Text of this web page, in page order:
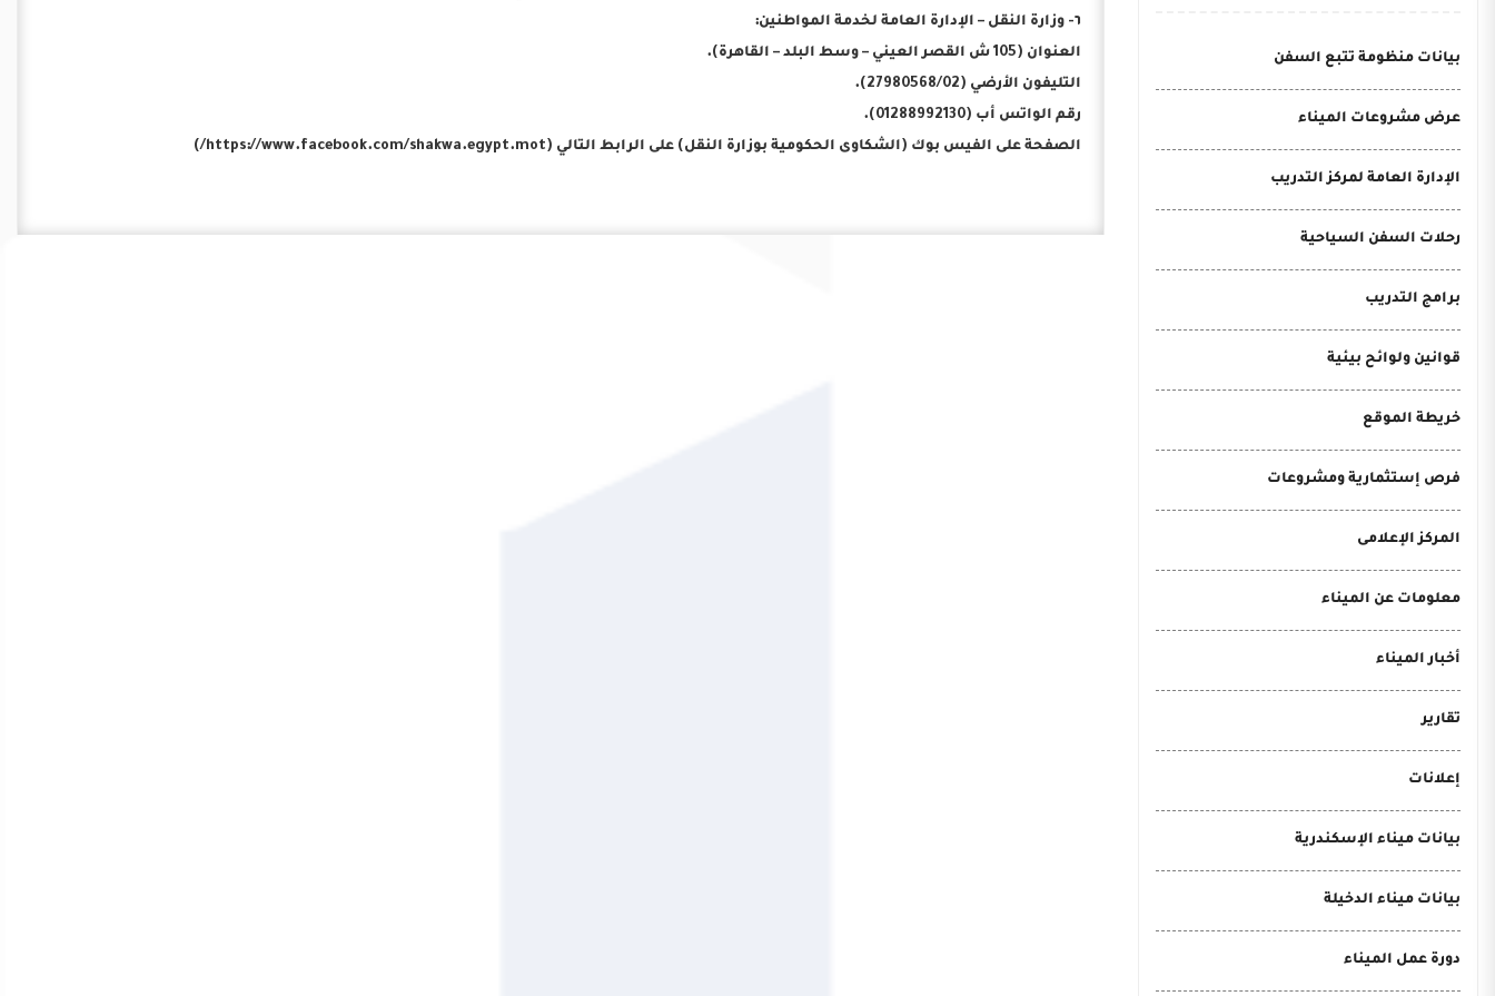
بيانات منظومة تتبع السفن
عرض مشروعات الميناء
الإدارة العامة لمركز التدريب
رحلات السفن السياحية
برامج التدريب
قوانين ولوائح بيئية
خريطة الموقع
فرص إستثمارية ومشروعات
المركز الإعلامى
معلومات عن الميناء
أخبار الميناء
تقارير
إعلانات
بيانات ميناء الإسكندرية
بيانات ميناء الدخيلة
دورة عمل الميناء
٦- وزارة النقل – الإدارة العامة لخدمة المواطنين:
العنوان (105 ش القصر العيني – وسط البلد – القاهرة).
التليفون الأرضي (27980568/02).
رقم الواتس أب (01288992130).
الصفحة على الفيس بوك (الشكاوى الحكومية بوزارة النقل) على الرابط التالي (https://www.facebook.com/shakwa.egypt.mot/)